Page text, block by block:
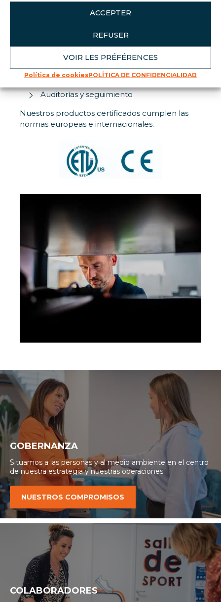
ACCEPTER
REFUSER
VOIR LES PRÉFÉRENCES
Política de cookiesPOLÍTICA DE CONFIDENCIALIDAD
Tomamos medidas estrictas para controlar y
Garantías incluidas en nuestros contratos
Procedimientos de control de calidad
Auditorías y seguimiento
Nuestros productos certificados cumplen las
normas europeas e internacionales.
GOBERNANZA
Situamos a las personas y al medio ambiente en el centro
de nuestra estrategia y nuestras operaciones.
NUESTROS COMPROMISOS
COLABORADORES